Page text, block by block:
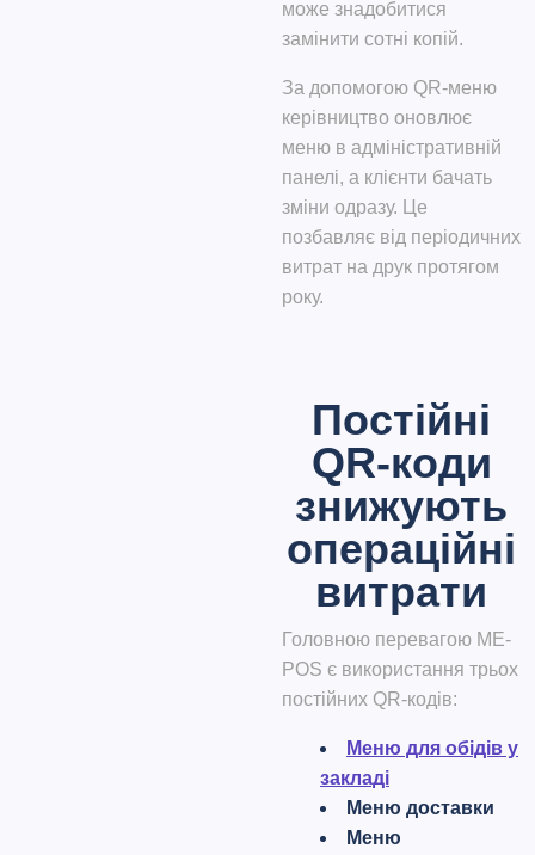
може знадобитися
замінити сотні копій.
За допомогою QR-меню
керівництво оновлює
меню в адміністративній
панелі, а клієнти бачать
зміни одразу. Це
позбавляє від періодичних
витрат на друк протягом
року.
Постійні
QR-коди
знижують
операційні
витрати
Головною перевагою ME-
POS є використання трьох
постійних QR-кодів:
Меню для обідів у
закладі
Меню доставки
Меню